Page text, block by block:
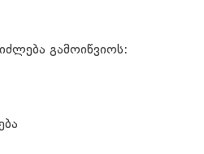
გამოიწვიოს: